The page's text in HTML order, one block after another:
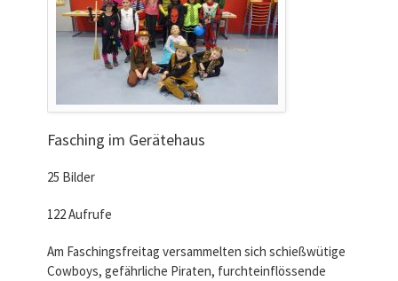
Fasching im Gerätehaus
25 Bilder
122 Aufrufe
Am Faschingsfreitag versammelten sich schießwütige
Cowboys, gefährliche Piraten, furchteinflössende